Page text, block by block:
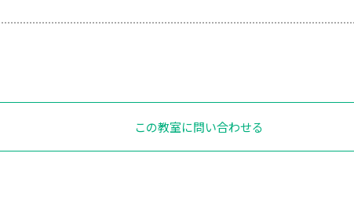
この教室に問い合わせる